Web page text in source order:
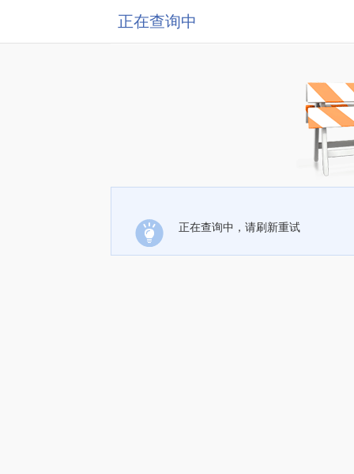
正在查询中
正在查询中，请刷新重试